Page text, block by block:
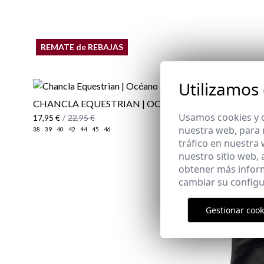
REMATE de REBAJAS
CHANCLA EQUESTRIAN | OCÉANO
17,95 € / 22,95 €
38 39 40 42 44 45 46
Utilizamos
Usamos cookies
nuestra web, para
tráfico en nuestra
nuestro sitio web,
obtener más
cambiar su
Gestionar